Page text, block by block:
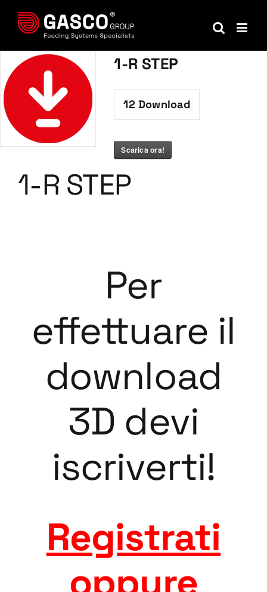
contenuto
1-R STEP
12 Download
Scarica ora!
1-R STEP
Per
effettuare il
download
3D devi
iscriverti!
Registrati